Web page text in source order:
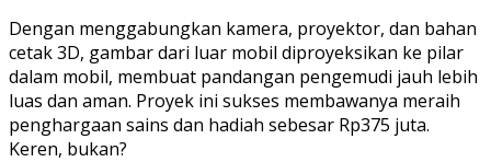
Dengan menggabungkan kamera, proyektor, dan bahan
cetak 3D, gambar dari luar mobil diproyeksikan ke pilar
dalam mobil, membuat pandangan pengemudi jauh lebih
luas dan aman. Proyek ini sukses membawanya meraih
penghargaan sains dan hadiah sebesar Rp375 juta.
Keren, bukan?